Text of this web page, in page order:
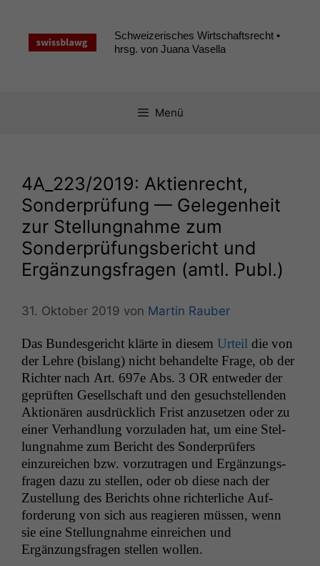
springen
Schweizerisches Wirtschaftsrecht •
hrsg. von Juana Vasella
Menü
4A_223/2019: Aktienrecht,
Sonderprüfung — Gelegenheit
zur Stellungnahme zum
Sonderprüfungsbericht und
Ergänzungsfragen (amtl. Publ.)
31. Oktober 2019 von Martin Rauber
Das Bun­des­gericht klärte in diesem Urteil die von
der Lehre (bis­lang) nicht behan­delte Frage, ob der
Richter nach Art. 697e Abs. 3 OR entwed­er der
geprüften Gesellschaft und den gesuch­stel­len­den
Aktionären aus­drück­lich Frist anzuset­zen oder zu
ein­er Ver­hand­lung vorzu­laden hat, um eine Stel­
lung­nahme zum Bericht des Son­der­prüfers
einzure­ichen bzw. vorzu­tra­gen und Ergänzungs­
fra­gen dazu zu stellen, oder ob diese nach der
Zustel­lung des Berichts ohne richter­liche Auf­
forderung von sich aus reagieren müssen, wenn
sie eine Stel­lung­nahme ein­re­ichen und
Ergänzungs­fra­gen stellen wollen.